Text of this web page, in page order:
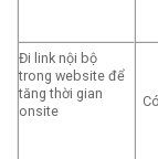
Đi link nội bộ
trong website để
tăng thời gian
onsite
Có